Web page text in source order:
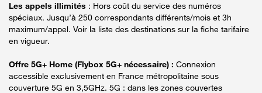
Les appels illimités : Hors coût du service des numéros
spéciaux. Jusqu’à 250 correspondants différents/mois et 3h
maximum/appel. Voir la liste des destinations sur la fiche tarifaire
en vigueur.
Offre 5G+ Home (Flybox 5G+ nécessaire) : Connexion
accessible exclusivement en France métropolitaine sous
couverture 5G en 3,5GHz. 5G : dans les zones couvertes